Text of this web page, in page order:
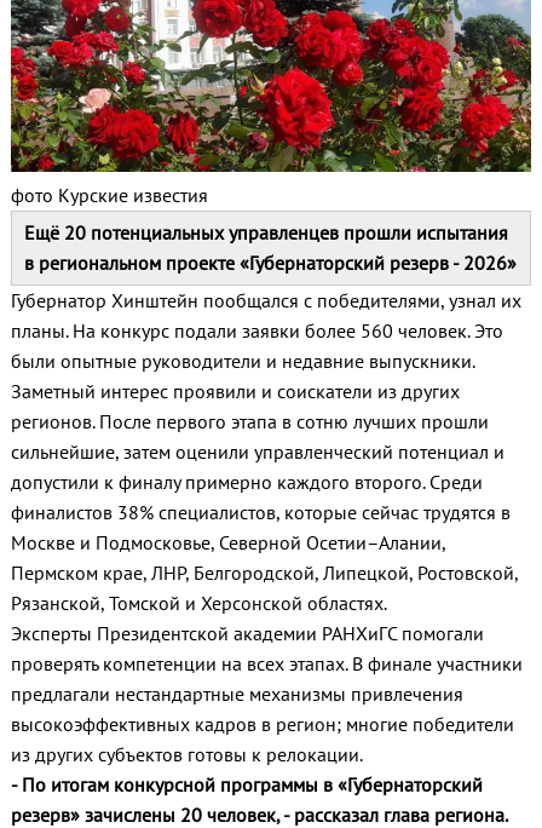
фото Курские известия
Ещё 20 потенциальных управленцев прошли испытания
в региональном проекте «Губернаторский резерв - 2026»
Губернатор Хинштейн пообщался с победителями, узнал их
планы. На конкурс подали заявки более 560 человек. Это
были опытные руководители и недавние выпускники.
Заметный интерес проявили и соискатели из других
регионов. После первого этапа в сотню лучших прошли
сильнейшие, затем оценили управленческий потенциал и
допустили к финалу примерно каждого второго. Среди
финалистов 38% специалистов, которые сейчас трудятся в
Москве и Подмосковье, Северной Осетии–Алании,
Пермском крае, ЛНР, Белгородской, Липецкой, Ростовской,
Рязанской, Томской и Херсонской областях.
Эксперты Президентской академии РАНХиГС помогали
проверять компетенции на всех этапах. В финале участники
предлагали нестандартные механизмы привлечения
высокоэффективных кадров в регион; многие победители
из других субъектов готовы к релокации.
- По итогам конкурсной программы в «Губернаторский
резерв» зачислены 20 человек, - рассказал глава региона.